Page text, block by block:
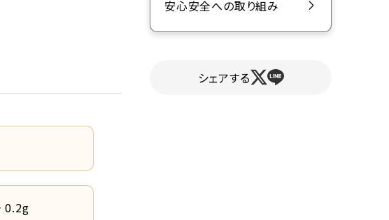
0.2g
安心安全への取り組み
シェアする